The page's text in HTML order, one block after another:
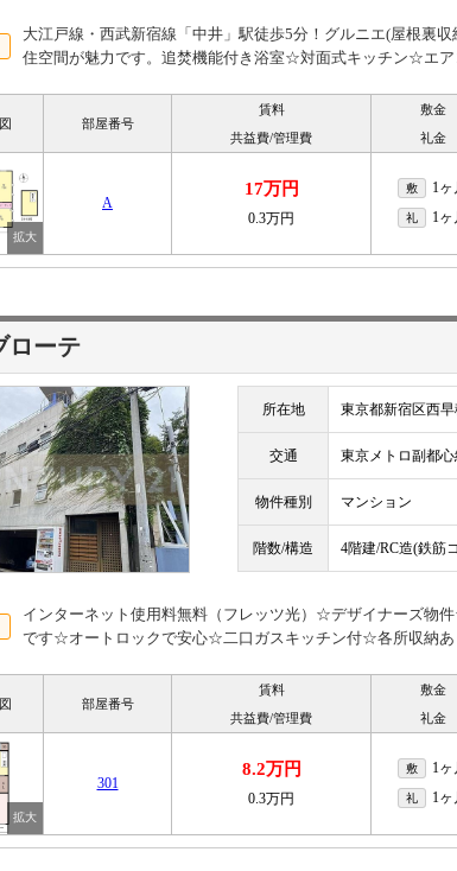
大江戸線・西武新宿線「中井」駅徒歩5分！グルニエ(屋根裏
住空間が魅力です。追焚機能付き浴室☆対面式キッチン☆エア
部屋番号
賃料
共益費/管理費
敷金
礼金
A
17万円
0.3万円
敷 1ヶ
礼 1ヶ
ローテ
所在地 東京都新宿区西早
交通 東京メトロ副都
物件種別 マンション
階数/構造 4階建/RC造(鉄筋
インターネット使用料無料（フレッツ光）☆デザイナーズ物
です☆オートロックで安心☆二口ガスキッチン付☆各所収納
部屋番号
賃料
共益費/管理費
敷金
礼金
301
8.2万円
0.3万円
敷 1ヶ
礼 1ヶ